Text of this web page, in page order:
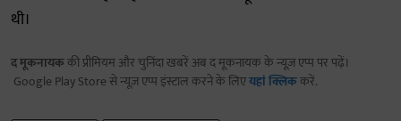
थी।
द मूकनायककी प्रीमियम और चुनिंदा खबरें अब द मूकनायक के न्यूज़ एप्प पर पढ़ें।
Google Play Store से न्यूज़ एप्प इंस्टाल करने के लिएयहां क्लिककरें.